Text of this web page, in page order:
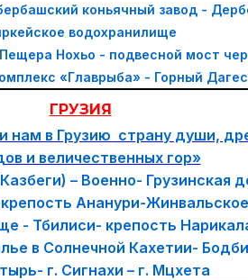
коньячный завод -
водохранилище
Нохьо - подвесной мост
«Главрыба» - Горный
ГРУЗИЯ
нам в Грузию страну души,
и величественных гор»
– Военно- Грузинская
Ананури-Жинвальское
- Тбилиси- крепость
в Солнечной Кахетии-
г. Сигнахи – г. Мцхета